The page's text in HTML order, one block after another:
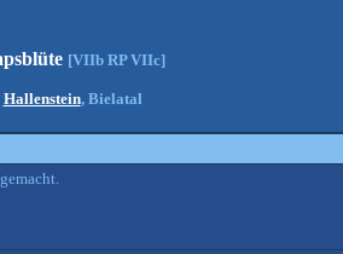
[VIIb RP VIIc]
Hallenstein, Bielatal